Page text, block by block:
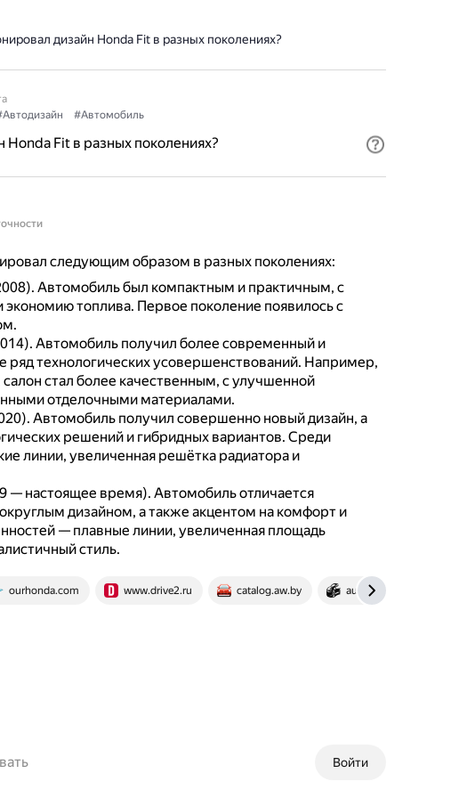
дизайн Honda Fit в разных поколениях?
#Автомобиль
Fit в разных поколениях?
следующим образом в разных поколениях:
Автомобиль был компактным и практичным, с
экономию топлива. Первое поколение появилось с
Автомобиль получил более современный и
ряд технологических усовершенствований. Например,
стал более качественным, с улучшенной
отделочными материалами.
Автомобиль получил совершенно новый дизайн, а
решений и гибридных вариантов. Среди
линии, увеличенная решётка радиатора и
— настоящее время). Автомобиль отличается
дизайном, а также акцентом на комфорт и
— плавные линии, увеличенная площадь
стиль.
ourhonda.com www.drive2.ru catalog.aw.by automobile.fandom.com
Войти